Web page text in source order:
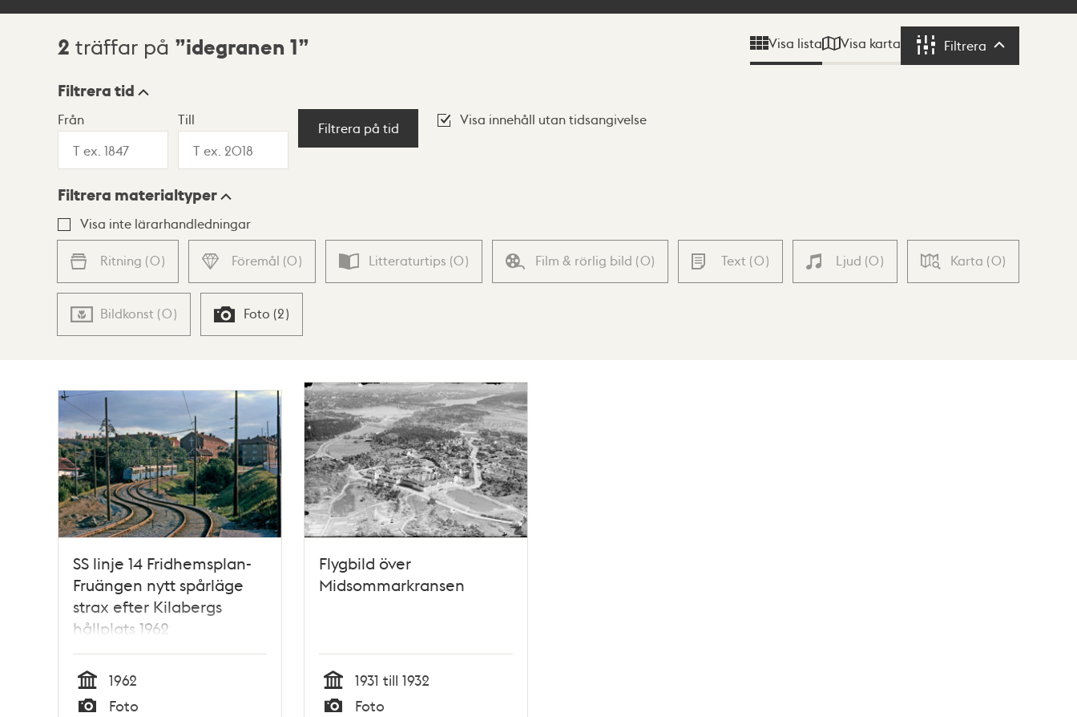
Sökresultat
2 träffar på idegranen 1 Visa lista Visa karta Filtrera Filtrera
Visningsläge
Lista Karta
Filtrera tid
Från Till
Filtrera på tid
Visa innehåll utan tidsangivelse
Filtrera materialtyper
Visa inte lärarhandledningar
Ritning (0) Föremål (0) Litteraturtips (0) Film & rörlig bild (0) Text (0) Ljud (0) Karta (0)
Bildkonst (0) Foto (2)
SS linje 14 Fridhemsplan-
Fruängen nytt spårläge
strax efter Kilabergs
hållplats 1962
Tid
1962
Foto
Flygbild över
Midsommarkransen
Tid
1931 till 1932
Foto